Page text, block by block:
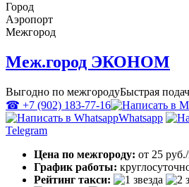
Город
Аэропорт
Межгород
Меж.город ЭКОНОМ
Выгодно по межгородуБыстрая
☎ +7 (902) 183-77-16
Whatsapp
Telegram
Цена по межгороду: от 25
График работы:
Рейтинг такси: